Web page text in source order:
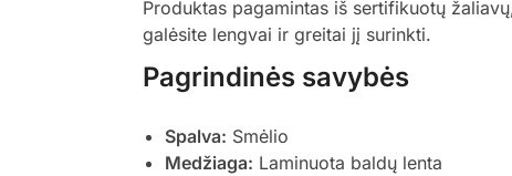
Produktas pagamintas iš sertifikuotų
galėsite lengvai ir greitai jį surinkti.
Pagrindinės savybės
Spalva: Smėlio
Medžiaga: Laminuota baldų lenta